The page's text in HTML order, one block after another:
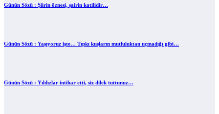
Günün Sözü : Şiirin öznesi, şairin katilidir…
Günün Sözü : Yaşıyoruz işte… Tıpkı kuşların mutluluktan uçmadığı gibi…
Günün Sözü : Yıldızlar intihar etti, siz dilek tuttunuz…